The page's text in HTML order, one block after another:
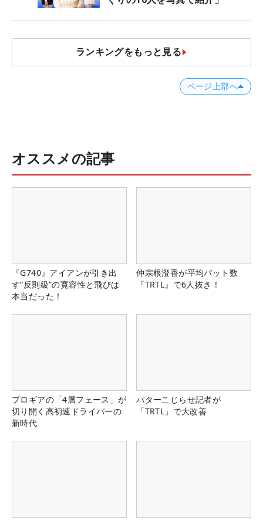
ランキングをもっと見る
ページ上部へ
オススメの記事
『G740』アイアンが引き出
す“反則級”の寛容性と飛びは
本当だった！
仲宗根澄香が平均パット数
『TRTL』で6人抜き！
プロギアの「4層フェース」が
切り開く高初速ドライバーの
新時代
パターこじらせ記者が
「TRTL」で大改善